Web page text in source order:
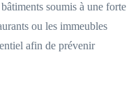
soumis à une forte
ou les immeubles
afin de prévenir